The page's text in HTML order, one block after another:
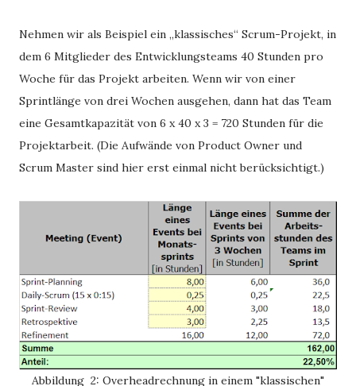
Nehmen wir als Beispiel ein „klassisches“ Scrum-Projekt, in
dem 6 Mitglieder des Entwicklungsteams 40 Stunden pro
Woche für das Projekt arbeiten. Wenn wir von einer
Sprintlänge von drei Wochen ausgehen, dann hat das Team
eine Gesamtkapazität von 6 x 40 x 3 = 720 Stunden für die
Projektarbeit. (Die Aufwände von Product Owner und
Scrum Master sind hier erst einmal nicht berücksichtigt.)
Abbildung 2: Overheadrechnung in einem "klassischen"